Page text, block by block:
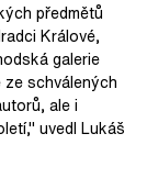
předmětů
Králové,
galerie
ze schválených
ale i
uvedl Lukáš